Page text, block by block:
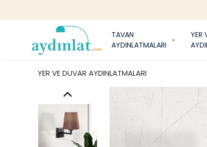
TAVAN
AYDINLATMALARI
YER
YER VE DUVAR AYDINLATMALARI